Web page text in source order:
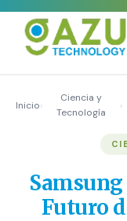
Email Marketing y
Growth Youtube ↗
Inicio›
Ciencia y
Tecnología
›
Futuro